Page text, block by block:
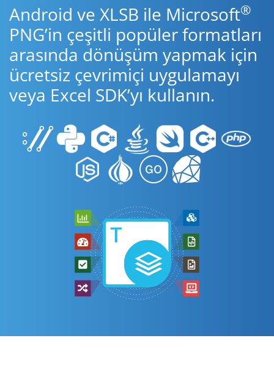
Android ve XLSB ile Microsoft®
PNG’in çeşitli popüler formatları
arasında dönüşüm yapmak için
ücretsiz çevrimiçi uygulamayı
veya Excel SDK’yı kullanın.